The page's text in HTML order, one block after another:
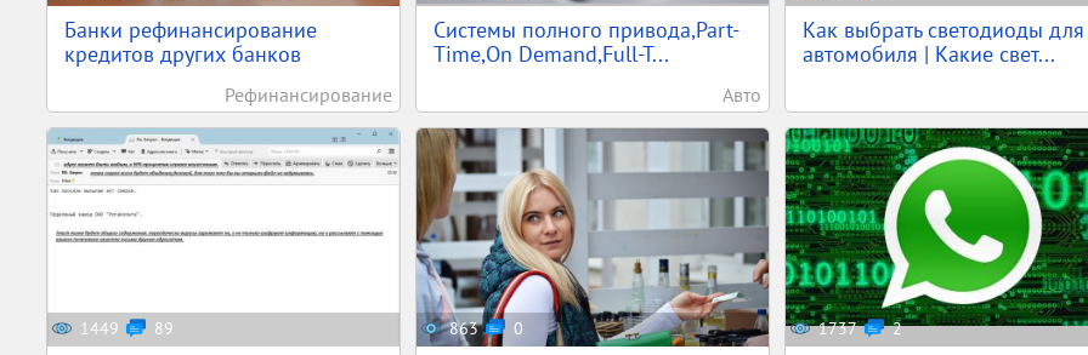
Банки рефинансирование
кредитов других банков
Рефинансирование
Системы полного привода,Part-
Time,On Demand,Full-T...
Авто
Как выбрать светодиоды для
автомобиля | Какие свет...
1449 89 863 0 1737 2